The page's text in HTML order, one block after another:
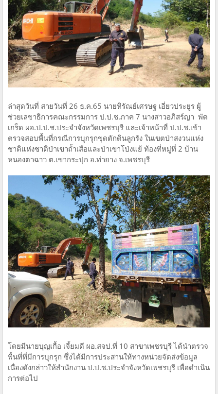
ล่าสุดวันที่ สายวันที่ 26 ธ.ค.65 นายหิรัณย์เศรษฐ เอี่ยวประยูร ผู้
ช่วยเลขาธิการคณะกรรมการ ป.ป.ช.ภาค 7 นางสาวอภิสร์ญา พัด
เกร็ด ผอ.ป.ป.ช.ประจำจังหวัดเพชรบุรี และเจ้าหน้าที่ ป.ป.ช.เข้า
ตรวจสอบพื้นที่กรณีการบุกรุกขุดตักดินลูกรัง ในเขตป่าสงวนแห่ง
ชาติแห่งชาติป่าเขาถ้ำเสือและป่าเขาโป่งแย้ ท้องที่หมู่ที่ 2 บ้าน
หนองตาฉาว ต.เขากระปุก อ.ท่ายาง จ.เพชรบุรี
โดยมีนายบุญเกื้อ เจี้ยมดี ผอ.สจป.ที่ 10 สาขาเพชรบุรี ได้นำตรวจ
พื้นที่ที่มีการบุกรุก ซึ่งได้มีการประสานให้ทางหน่วยจัดส่งข้อมูล
เนื่องดังกล่าวให้สำนักงาน ป.ป.ช.ประจำจังหวัดเพชรบุรี เพื่อดำเนิน
การต่อไป